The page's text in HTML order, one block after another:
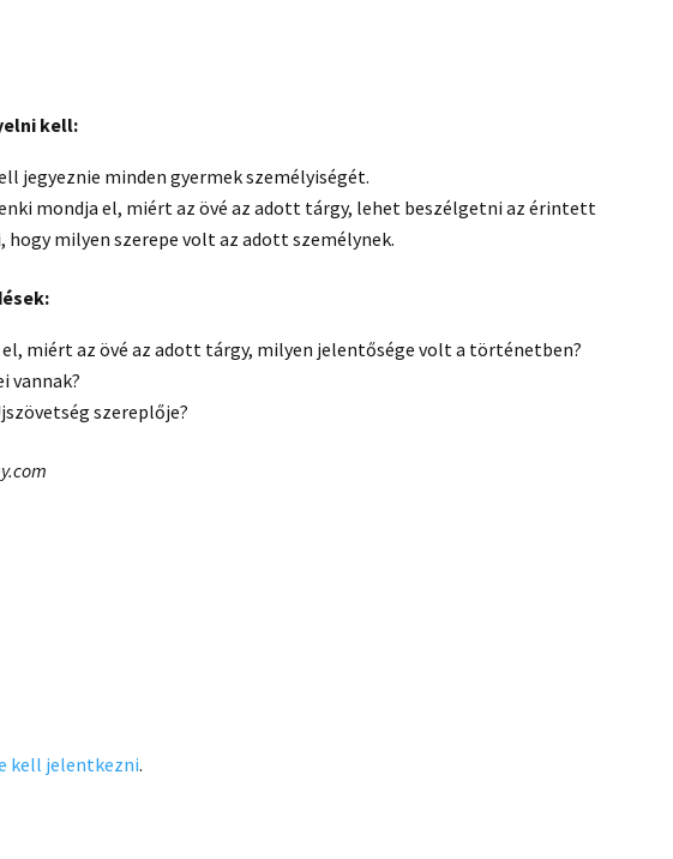
kell:
jegyeznie minden gyermek személyiségét.
mondja el, miért az övé az adott tárgy, lehet beszélgetni az érintett
milyen szerepe volt az adott személynek.
el, miért az övé az adott tárgy, milyen jelentősége volt a történetben?
vannak?
szereplője?
kell jelentkezni.